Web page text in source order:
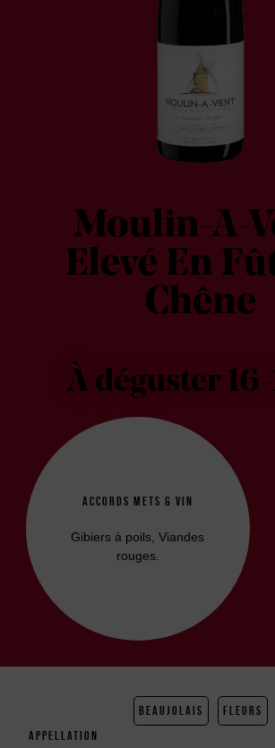
Moulin-A-
Elevé En
Chêne
À déguster 16-
ACCORDS METS & VIN
Gibiers à poils, Viandes
rouges.
BEAUJOLAIS
FLEURS
APPELLATION